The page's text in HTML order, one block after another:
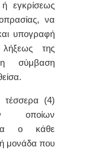
εγκρίσεως
να
υπογραφή
της
σύμβαση
τέσσερα (4)
οποίων
ο κάθε
μονάδα που